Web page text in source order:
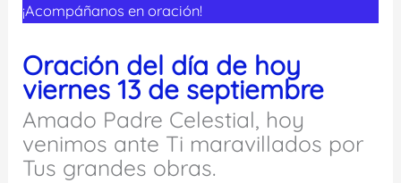
¡Acompáñanos en oración!
Oración del día de hoy
viernes 13 de septiembre
Amado Padre Celestial, hoy
venimos ante Ti maravillados por
Tus grandes obras.